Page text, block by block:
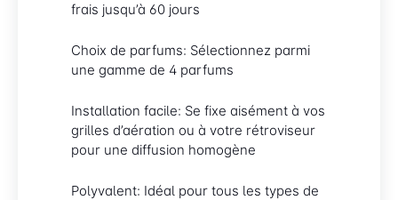
frais jusqu’à 60 jours
Choix de parfums: Sélectionnez parmi
une gamme de 4 parfums
Installation facile: Se fixe aisément à vos
grilles d’aération ou à votre rétroviseur
pour une diffusion homogène
Polyvalent: Idéal pour tous les types de